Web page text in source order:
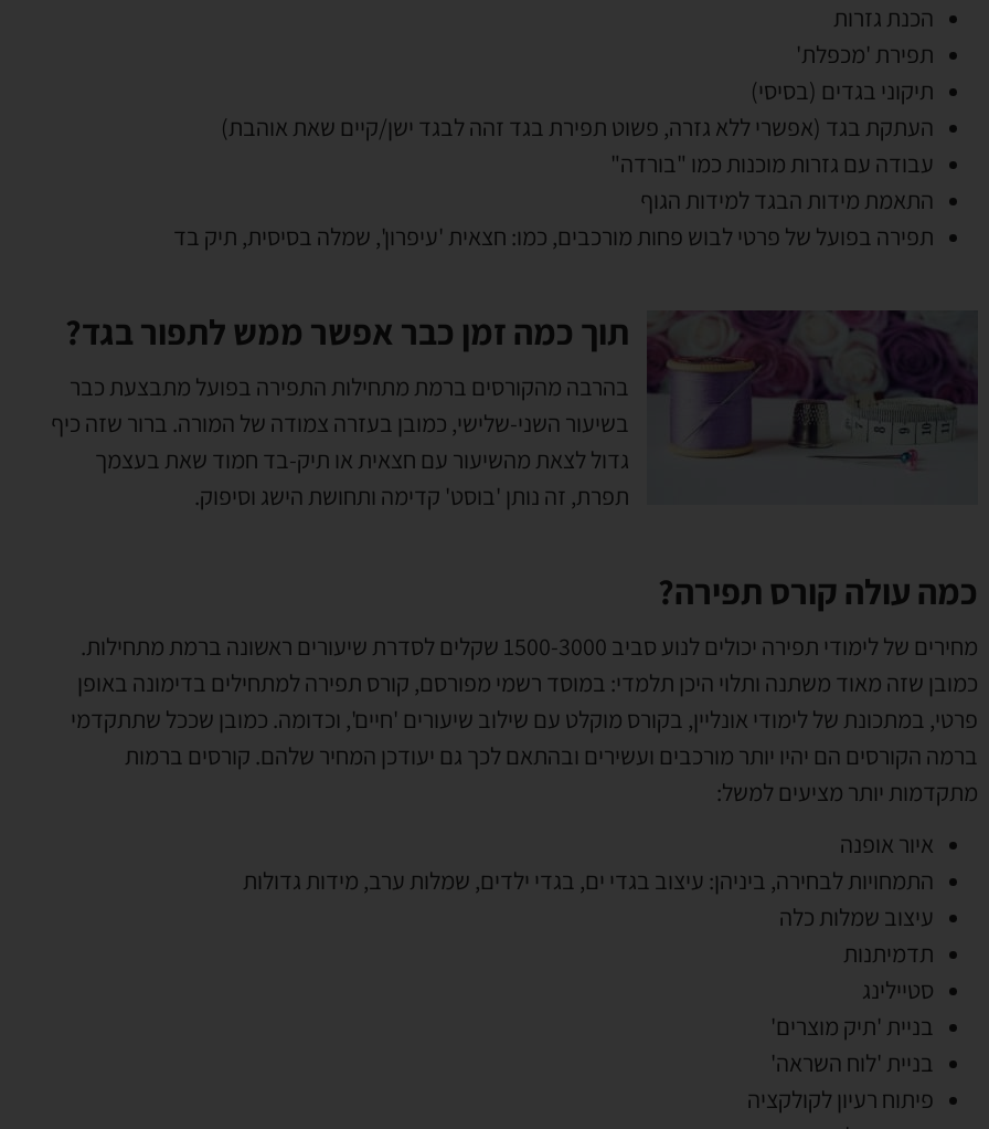
הכנת גזרות
תפירת 'מכפלת'
תיקוני בגדים (בסיסי)
העתקת בגד (אפשרי ללא גזרה, פשוט תפירת בגד זהה לבגד ישן/קיים שאת אוהבת)
עבודה עם גזרות מוכנות כמו "בורדה"
התאמת מידות הבגד למידות הגוף
תפירה בפועל של פרטי לבוש פחות מורכבים, כמו: חצאית 'עיפרון', שמלה בסיסית, תיק בד
תוך כמה זמן כבר אפשר ממש לתפור בגד?
בהרבה מהקורסים ברמת מתחילות התפירה בפועל מתבצעת כבר
בשיעור השני-שלישי, כמובן בעזרה צמודה של המורה. ברור שזה כיף
גדול לצאת מהשיעור עם חצאית או תיק-בד חמוד שאת בעצמך
תפרת, זה נותן 'בוסט' קדימה ותחושת הישג וסיפוק.
כמה עולה קורס תפירה?
מחירים של לימודי תפירה יכולים לנוע סביב 1500-3000 שקלים לסדרת שיעורים ראשונה ברמת מתחילות.
כמובן שזה מאוד משתנה ותלוי היכן תלמדי: במוסד רשמי מפורסם, קורס תפירה למתחילים בדימונה באופן
פרטי, במתכונת של לימודי אונליין, בקורס מוקלט עם שילוב שיעורים 'חיים', וכדומה. כמובן שככל שתתקדמי
ברמה הקורסים הם יהיו יותר מורכבים ועשירים ובהתאם לכך גם יעודכן המחיר שלהם. קורסים ברמות
מתקדמות יותר מציעים למשל:
איור אופנה
התמחויות לבחירה, ביניהן: עיצוב בגדי ים, בגדי ילדים, שמלות ערב, מידות גדולות
עיצוב שמלות כלה
תדמיתנות
סטיילינג
בניית 'תיק מוצרים'
בניית 'לוח השראה'
פיתוח רעיון לקולקציה